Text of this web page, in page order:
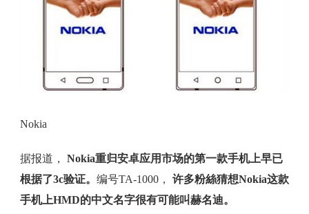
Nokia
据报道， Nokia重归安卓应用市场的第一款手机上早已
根据了3c验证。 编号TA-1000， 许多粉絲猜想Nokia这款
手机上HMD的中文名字很有可能叫赫名迪。